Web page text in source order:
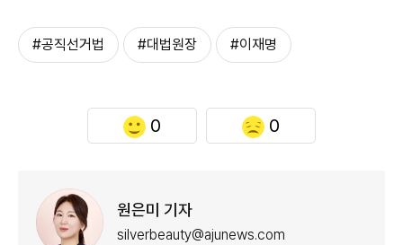
#공직선거법 #대법원장 #이재명
0 0
원은미 기자
silverbeauty@ajunews.com